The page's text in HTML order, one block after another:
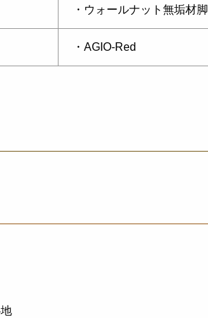
・ウォールナット無垢材脚
・AGIO-Red